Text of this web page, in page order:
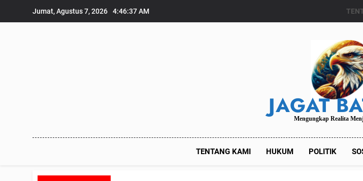
Jumat, Agustus 7, 2026 4:46:38 AM
JAGAT
Mengungkap Realita
TENTANG KAMI HUKUM POLITIK